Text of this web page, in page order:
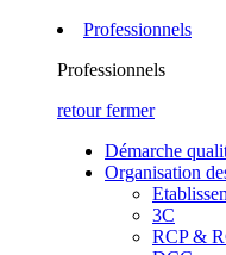
Professionnels
Professionnels
retour fermer
Démarche
Organisation
3C
RCP &